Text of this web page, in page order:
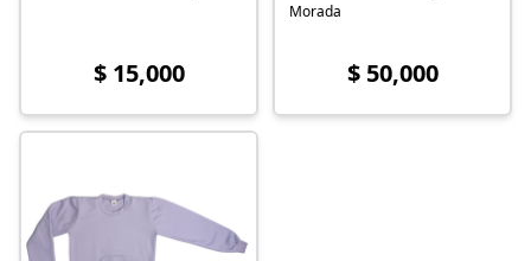
$ 15,000
Morada
$ 50,000